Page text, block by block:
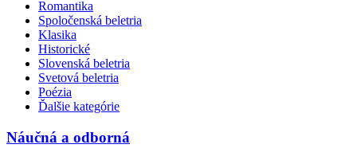
Romantika
Spoločenská beletria
Klasika
Historické
Slovenská beletria
Svetová beletria
Poézia
Ďalšie kategórie
Náučná a odborná